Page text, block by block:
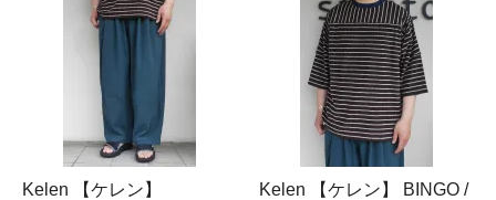
Kelen 【ケレン】
Kelen 【ケレン】 BINGO /